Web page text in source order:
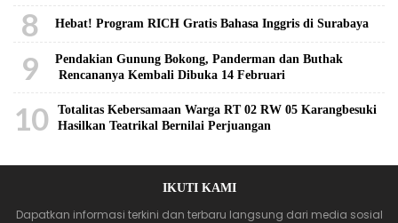
8 Hebat! Program RICH Gratis Bahasa Inggris di Surabaya
9
Pendakian Gunung Bokong, Panderman dan Buthak
Rencananya Kembali Dibuka 14 Februari
10
Totalitas Kebersamaan Warga RT 02 RW 05 Karangbesuki
Hasilkan Teatrikal Bernilai Perjuangan
IKUTI KAMI
Dapatkan informasi terkini dan terbaru langsung dari media sosial